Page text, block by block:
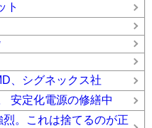
ト
、シグネックス社
安定化電源の修繕中
。これは捨てるのが正